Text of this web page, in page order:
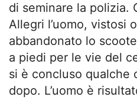
di seminare la polizia.
Allegri l’uomo, vistosi
abbandonato lo
a piedi per le vie del
si è concluso qualche
dopo. L’uomo è